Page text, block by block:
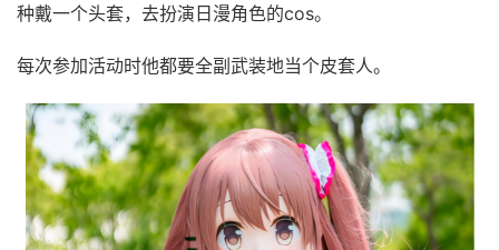
种戴一个头套，去扮演日漫角色的cos。
每次参加活动时他都要全副武装地当个皮套人。